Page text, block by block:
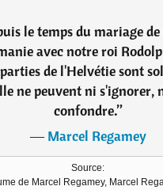
le temps du mariage
avec notre roi
de l'Helvétie sont
ne peuvent ni s'ignorer,
confondre.”
―Marcel Regamey
Source:
de Marcel Regamey, Marcel